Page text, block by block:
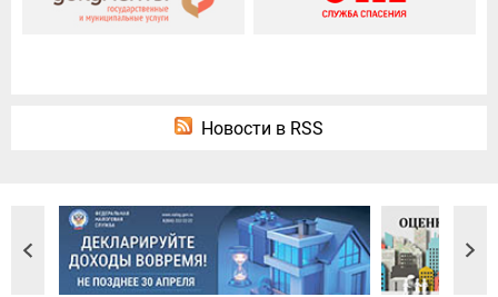
Новости в RSS